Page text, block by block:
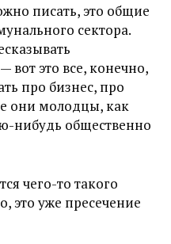
писать, это общие
сектора.
это все, конечно,
про бизнес, про
они молодцы, как
нибудь общественно
чего-то такого
это уже пресечение